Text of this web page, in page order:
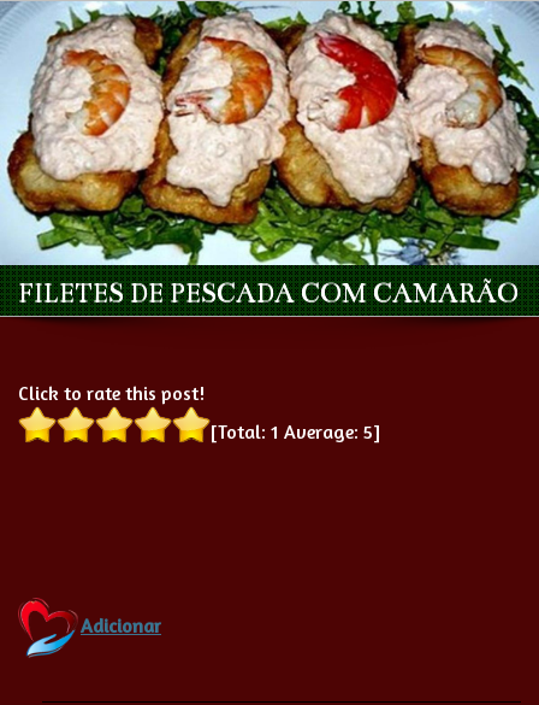
FILETES DE PESCADA COM CAMARÃO
Click to rate this post!
[Total: 1 Average: 5]
Adicionar